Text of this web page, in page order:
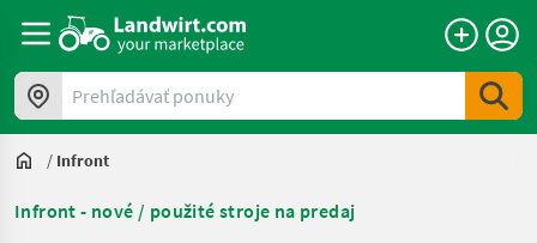
Prehľadávať ponuky
/ Infront
Infront - nové / použité stroje na predaj